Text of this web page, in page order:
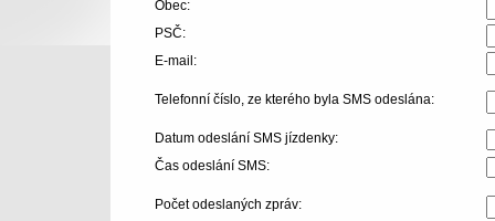
Obec:
PSČ:
E-mail:
Telefonní číslo, ze kterého byla SMS odeslána:
Datum odeslání SMS jízdenky:
Čas odeslání SMS:
Počet odeslaných zpráv: